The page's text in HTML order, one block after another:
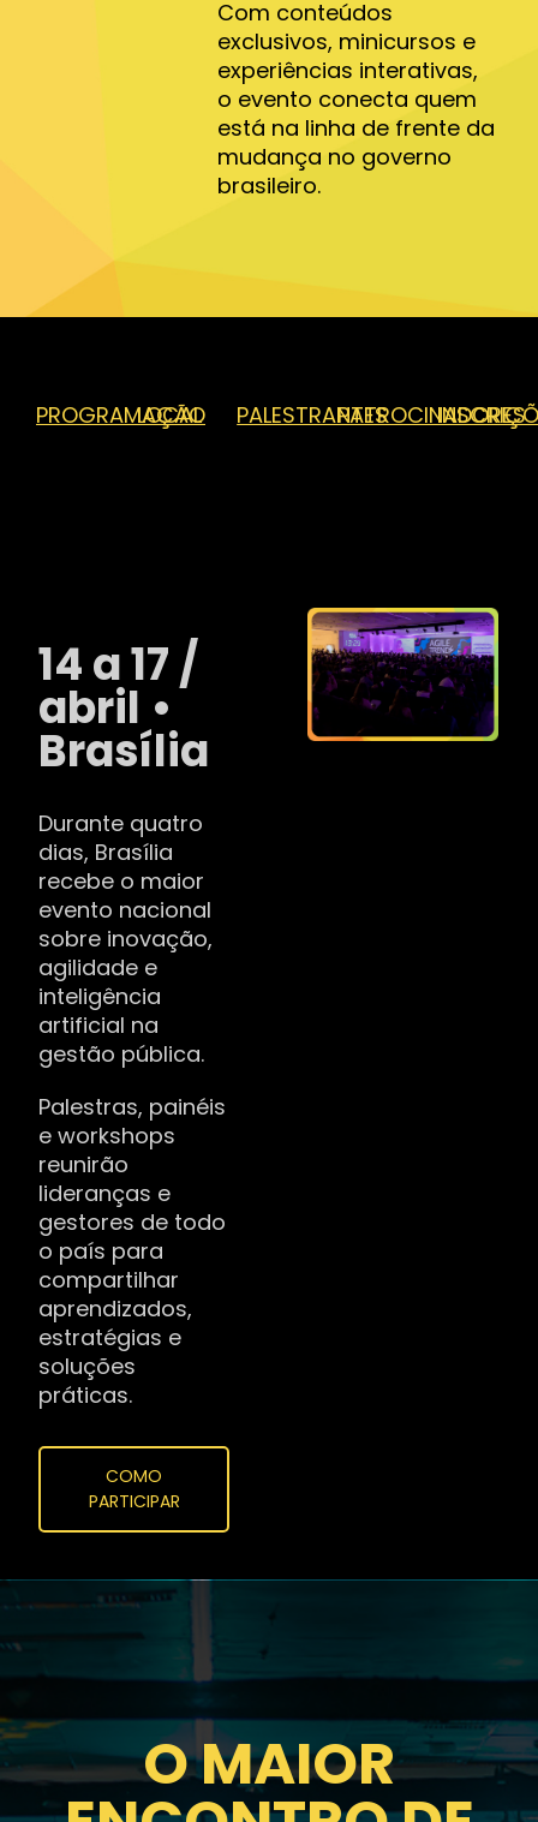
Com conteúdos
exclusivos, minicursos e
experiências interativas,
o evento conecta quem
está na linha de frente da
mudança no governo
brasileiro.
PROGRAMAÇÃO
LOCAL PALESTRANTESPATROCINADORES
14 a 17 /
abril •
Brasília
Durante quatro
dias, Brasília
recebe o maior
evento nacional
sobre inovação,
agilidade e
inteligência
artificial na
gestão pública.
Palestras, painéis
e workshops
reunirão
lideranças e
gestores de todo
o país para
compartilhar
aprendizados,
estratégias e
soluções
práticas.
COMO
PARTICIPAR
O MAIOR